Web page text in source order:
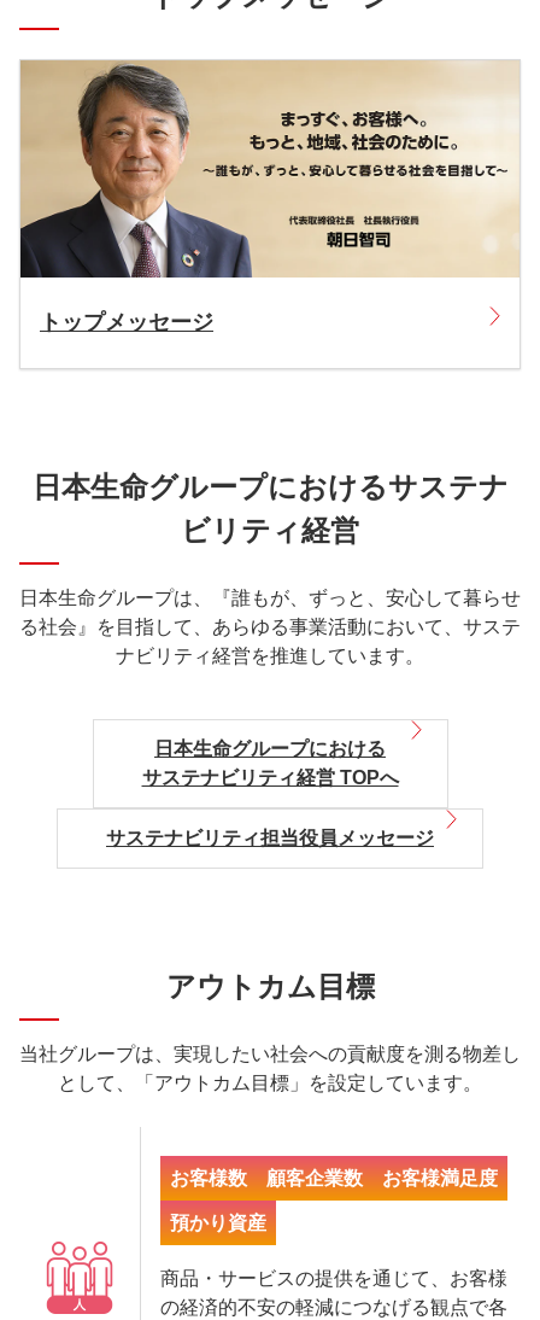
トップメッセージ
日本生命グループにおけるサステナ
ビリティ経営
日本生命グループは、『誰もが、ずっと、安心して暮らせ
る社会』を目指して、 あらゆる事業活動において、サステ
ナビリティ経営を推進しています。
日本生命グループにおける
サステナビリティ経営 TOPへ
サステナビリティ担当役員メッセージ
アウトカム目標
当社グループは、実現したい社会への貢献度を測る物差し
として、「アウトカム目標」を設定しています。
お客様数 顧客企業数 お客様満足度
預かり資産
商品・サービスの提供を通じて、お客様
の経済的不安の軽減につなげる観点で各